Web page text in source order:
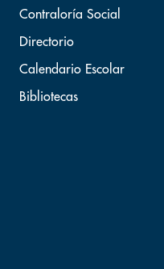
Contraloría Social
Directorio
Calendario Escolar
Bibliotecas